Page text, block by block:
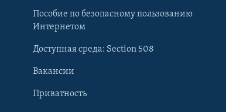
Языки
Пособие по безопасному пользованию
Интернетом
Доступная среда: Section 508
Вакансии
Приватность